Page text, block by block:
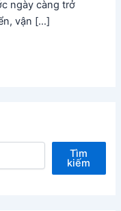
ngày càng trở
vận […]
Tìm
kiếm